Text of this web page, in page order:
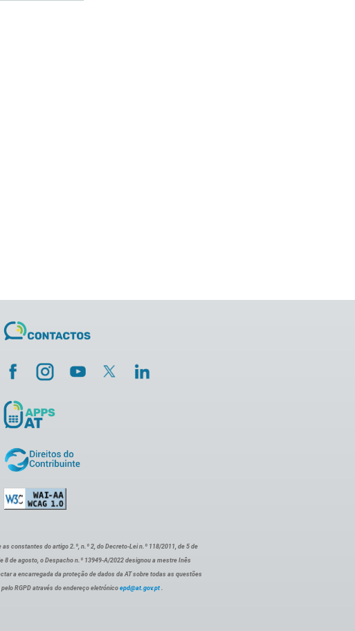
constantes do artigo 2.º, n.º 2, do Decreto-Lei n.º 118/2011, de 5 de
8 de agosto, o Despacho n.º 13949-A/2022 designou a mestre Inês
a encarregada da proteção de dados da AT sobre todas as questões
RGPD através do endereço eletrónico epd@at.gov.pt .